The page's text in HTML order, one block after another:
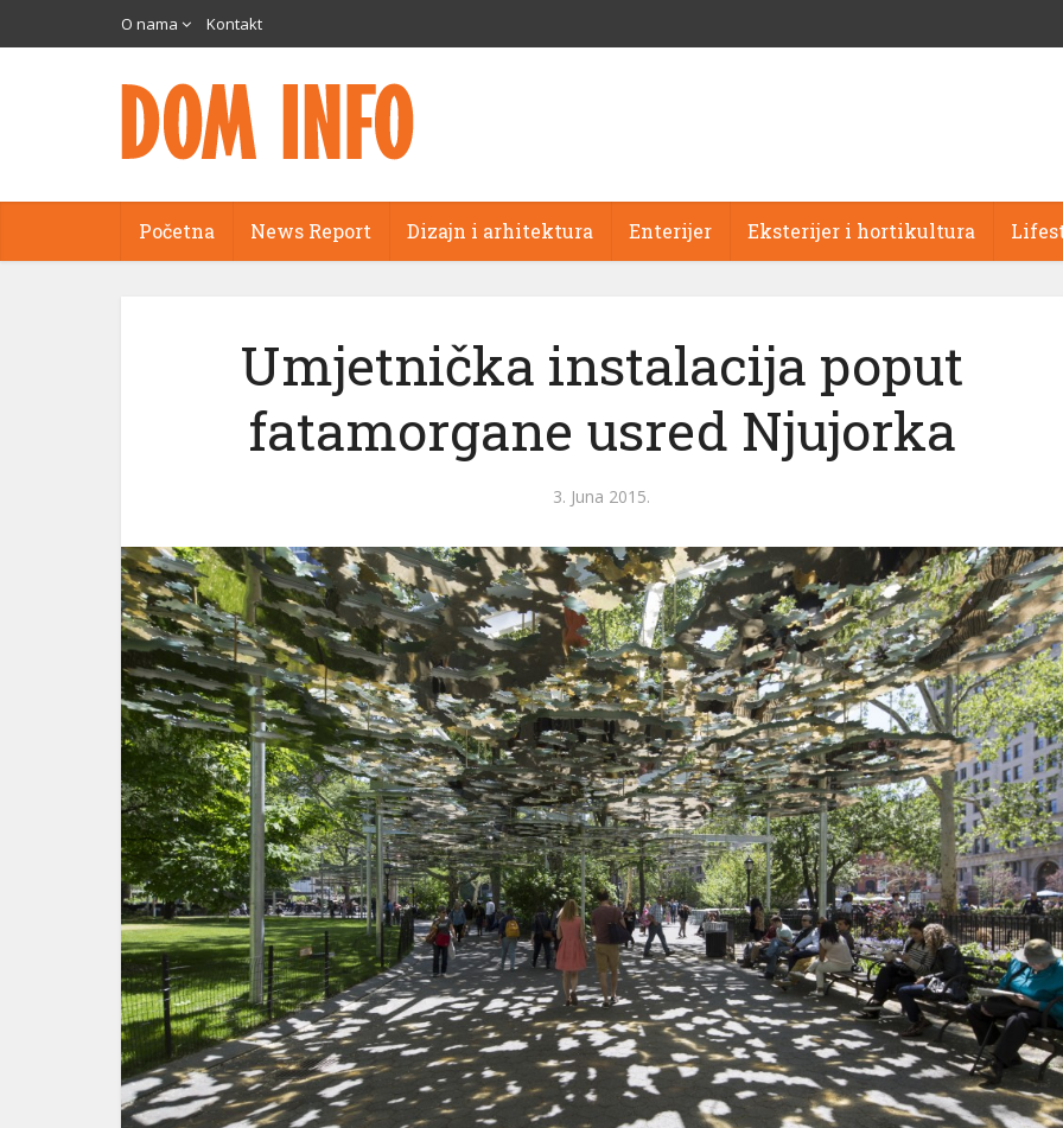
O nama Kontakt
Početna News Report Dizajn i arhitektura Enterijer Eksterijer i hortikultura
Umjetnička instalacija poput
fatamorgane usred Njujorka
3. Juna 2015.